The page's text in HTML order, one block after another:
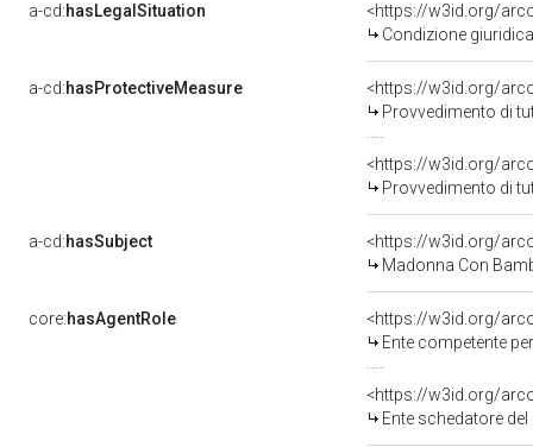
a-cd:hasLegalSituation
Condizione
a-cd:hasProtectiveMeasure
<https://w3id.org/
Provvedimento di
<https://w3id.org/
Provvedimento di
a-cd:hasSubject
<https://w3id.org/
Madonna Con
core:hasAgentRole
<https://w3id.org/
Ente competente per tutela del
<https://w3id.org/
Ente schedatore del bene